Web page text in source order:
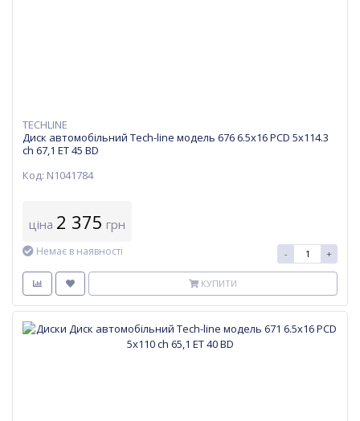
TECHLINE
Диск автомобільний Tech-line модель 676 6.5х16 PCD 5x114.3
ch 67,1 ET 45 BD
Код: N1041784
ціна 2 375 грн
Немає в наявності - +
КУПИТИ